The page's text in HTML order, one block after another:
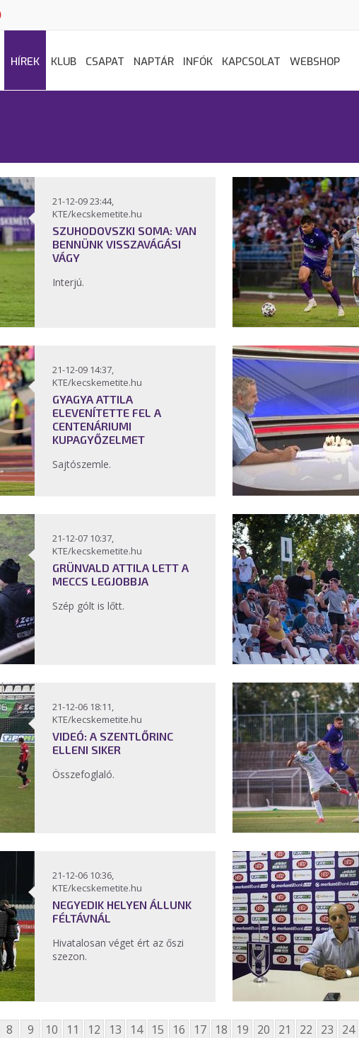
HÍREK KLUB CSAPAT NAPTÁR INFÓK KAPCSOLAT WEBSHOP
21-12-09 23:44,
KTE/kecskemetite.hu
SZUHODOVSZKI SOMA: VAN
BENNÜNK VISSZAVÁGÁSI
VÁGY
Interjú.
21-12-09 14:37,
KTE/kecskemetite.hu
GYAGYA ATTILA
ELEVENÍTETTE FEL A
CENTENÁRIUMI
KUPAGYŐZELMET
Sajtószemle.
21-12-07 10:37,
KTE/kecskemetite.hu
GRÜNVALD ATTILA LETT A
MECCS LEGJOBBJA
Szép gólt is lőtt.
21-12-06 18:11,
KTE/kecskemetite.hu
VIDEÓ: A SZENTLŐRINC
ELLENI SIKER
Összefoglaló.
21-12-06 10:36,
KTE/kecskemetite.hu
NEGYEDIK HELYEN ÁLLUNK
FÉLTÁVNÁL
Hivatalosan véget ért az őszi
szezon.
8 9 10 11 12 13 14 15 16 17 18 19 20 21 22 23 24